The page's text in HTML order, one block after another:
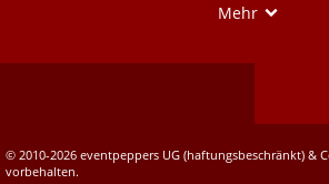
Mehr
© 2010-2026 eventpeppers UG (haftungsbeschränkt) &
vorbehalten.